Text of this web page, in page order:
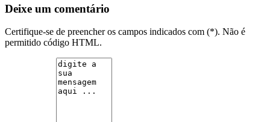
Deixe um comentário
Certifique-se de preencher os campos indicados com (*). Não é
permitido código HTML.